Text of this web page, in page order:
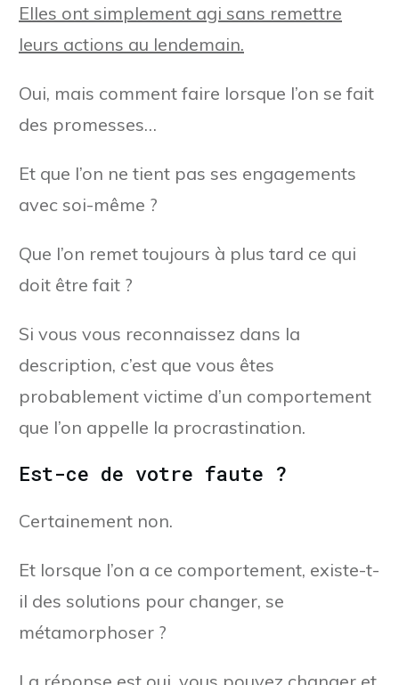
Elles ont simplement agi sans remettre
leurs actions au lendemain.
Oui, mais comment faire lorsque l’on se fait
des promesses…
Et que l’on ne tient pas ses engagements
avec soi-même ?
Que l’on remet toujours à plus tard ce qui
doit être fait ?
Si vous vous reconnaissez dans la
description, c’est que vous êtes
probablement victime d’un comportement
que l’on appelle la procrastination.
Est-ce de votre faute ?
Certainement non.
Et lorsque l’on a ce comportement, existe-t-
il des solutions pour changer, se
métamorphoser ?